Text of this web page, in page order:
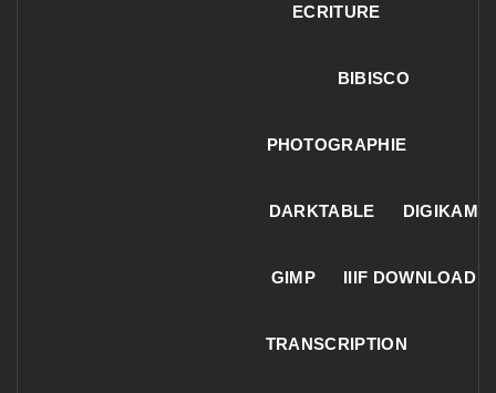
ECRITURE
BIBISCO
PHOTOGRAPHIE
DARKTABLE DIGIKAM
GIMP IIIF DOWNLOAD
TRANSCRIPTION